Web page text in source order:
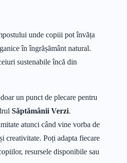
unde copiii pot învăța
în îngrășământ natural.
sustenabile încă din
un punct de plecare pentru
Săptămânii Verzi.
atunci când vine vorba de
creativitate. Poți adapta fiecare
resursele disponibile sau